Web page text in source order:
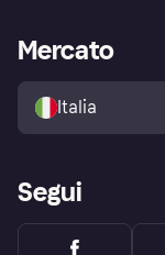
Esplora i negozi
Politica di protezione
dell'acquirente Klarna
Accesso aziende
Mercato
Italia
Segui